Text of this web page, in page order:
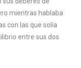
mientras hablaba
con las que solía
entre sus dos